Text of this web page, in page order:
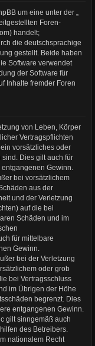
um eine unter der „
Foren-
handelt;
die deutschsprachige
gestellt. Beide haben
Software verwendet
der Software für
Inhalte fremder Foren
von Leben, Körper
Vertragspflichten
vorsätzliches oder
Dies gilt auch für
Gewinn.
bei vorsätzlichem
aus der
und der Verletzung
auf die bei
Schäden und im
für mittelbare
Gewinn.
bei der Verletzung
oder grob
bei Vertragsschluss
im Übrigen der Höhe
begrenzt. Dies
entgangenen Gewinn.
gilt sinngemäß auch
des Betreibers.
nationalem Recht